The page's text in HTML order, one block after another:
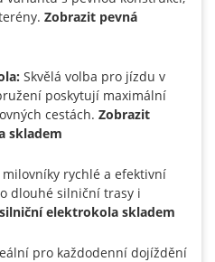
Zobrazit pevná
Skvělá volba pro jízdu v
poskytují maximální
cestách. Zobrazit
skladem
milovníky rychlé a efektivní
dlouhé silniční trasy i
elektrokola skladem
pro každodenní dojíždění